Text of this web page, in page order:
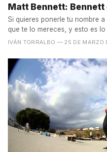
Matt Bennett: Bennett
Si quieres ponerle tu nombre
que te lo mereces, y esto es
IVÁN TORRALBO — 25 DE MARZO